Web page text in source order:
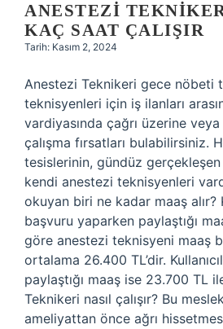
ANESTEZI
KAÇ SAAT ÇALIŞIR
Tarih: Kasım 2, 2024
Anestezi Teknikeri gece nöbeti
teknisyenleri için iş ilanları
vardiyasında çağrı üzerine veya
çalışma fırsatları bulabilirsiniz.
tesislerinin, gündüz
kendi anestezi teknisyenleri
okuyan biri ne kadar maaş alır?
başvuru yaparken paylaştığı
göre anestezi teknisyeni maaş
ortalama 26.400 TL’dir.
paylaştığı maaş ise 23.700 TL
Teknikeri nasıl çalışır? Bu
ameliyattan önce ağrı